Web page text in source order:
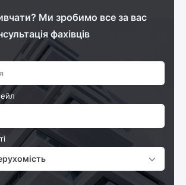
Ми зробимо все за вас
фахівців